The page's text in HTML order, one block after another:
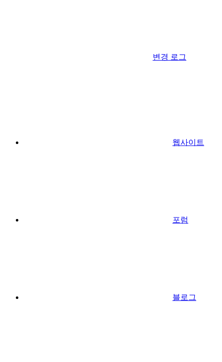
변경 로그
웹사이트
포럼
블로그